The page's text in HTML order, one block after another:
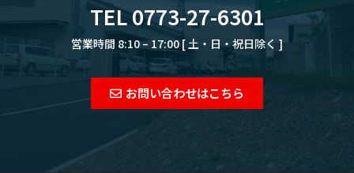
TEL 0773-27-6301
営業時間 8:10 – 17:00 [ 土・日・祝日除く ]
お問い合わせはこちら